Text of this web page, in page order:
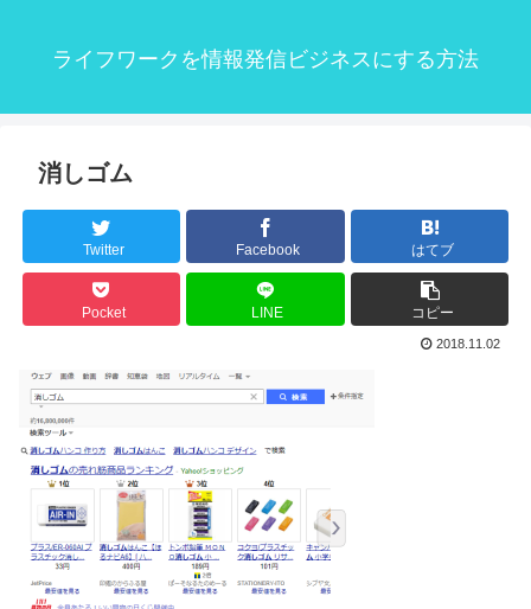
ライフワークを情報発信ビジネスにする方法
消しゴム
Twitter Facebook はてブ
Pocket LINE コピー
2018.11.02